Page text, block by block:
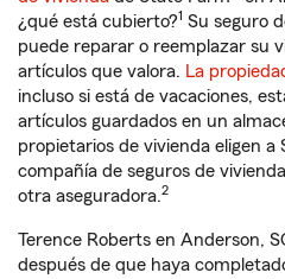
¿qué está cubierto?1 Su seguro
puede reparar o reemplazar su
artículos que valora. La
incluso si está de vacaciones,
artículos guardados en un
propietarios de vivienda eligen a
compañía de seguros de
otra aseguradora.2
Terence Roberts en Anderson,
después de que haya